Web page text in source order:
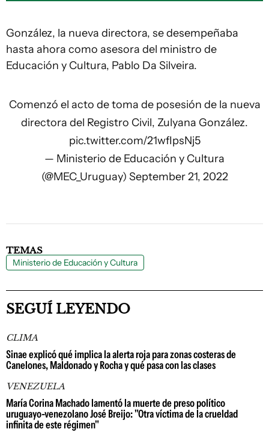
González, la nueva directora, se desempeñaba
hasta ahora como asesora del ministro de
Educación y Cultura, Pablo Da Silveira.
Comenzó el acto de toma de posesión de la nueva
directora del Registro Civil, Zulyana González.
pic.twitter.com/21wfIpsNj5
— Ministerio de Educación y Cultura
(@MEC_Uruguay) September 21, 2022
TEMAS
Ministerio de Educación y Cultura
SEGUÍ LEYENDO
CLIMA
Sinae explicó qué implica la alerta roja para zonas costeras de
Canelones, Maldonado y Rocha y qué pasa con las clases
VENEZUELA
María Corina Machado lamentó la muerte de preso político
uruguayo-venezolano José Breijo: "Otra víctima de la crueldad
infinita de este régimen"